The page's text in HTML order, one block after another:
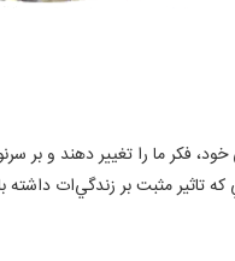
فكر ما را تغيير دهند و بر
تاثير مثبت بر زندگي‌ات